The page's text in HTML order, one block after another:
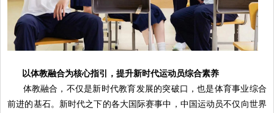
以体教融合为核心指引，提升新时代运动员综合素养
体教融合，不仅是新时代教育发展的突破口，也是体育事业综合
前进的基石。新时代之下的各大国际赛事中，中国运动员不仅向世界